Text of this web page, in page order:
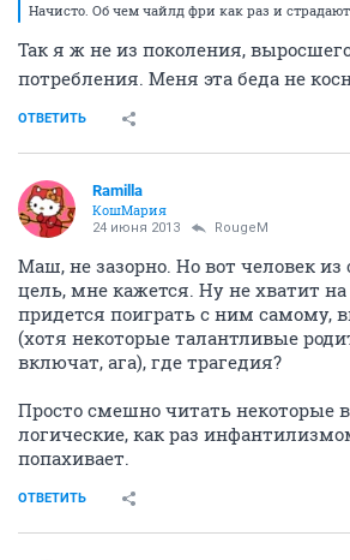
Начисто. Об чем чайлд фри как раз и
Так я ж не из поколения,
потребления. Меня эта беда не
ОТВЕТИТЬ
Ramilla
КошМария
24 июня 2013 RougeM
Маш, не зазорно. Но вот человек из
цель, мне кажется. Ну не хватит на
придется поиграть с ним самому,
(хотя некоторые талантливые
включат, ага), где трагедия?
Просто смешно читать некоторые
логические, как раз
попахивает.
ОТВЕТИТЬ